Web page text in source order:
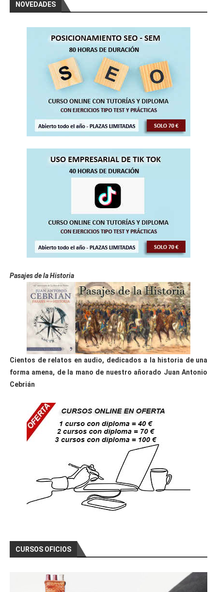
NOVEDADES
Pasajes de la Historia
Cientos de relatos en audio, dedicados a la historia de una
forma amena, de la mano de nuestro añorado Juan Antonio
Cebrián
CURSOS OFICIOS